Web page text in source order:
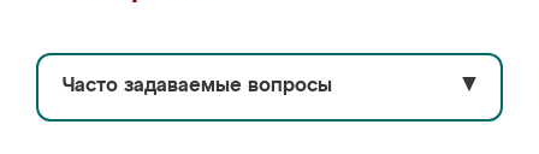
Часто задаваемые вопросы ▼